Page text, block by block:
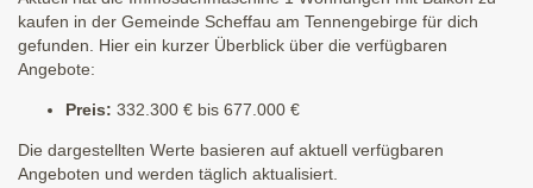
kaufen in der Gemeinde Scheffau am Tennengebirge für dich
gefunden. Hier ein kurzer Überblick über die verfügbaren
Angebote:
Preis: 332.300 € bis 677.000 €
Die dargestellten Werte basieren auf aktuell verfügbaren
Angeboten und werden täglich aktualisiert.